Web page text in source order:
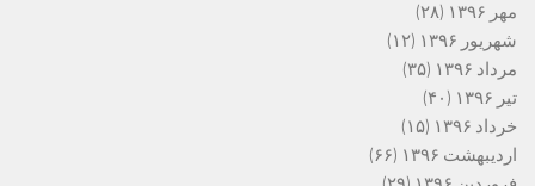
مهر ۱۳۹۶
(۲۸)
شهریور ۱۳۹۶
(۱۲)
مرداد ۱۳۹۶
(۳۵)
تیر ۱۳۹۶
(۴۰)
خرداد ۱۳۹۶
(۱۵)
اردیبهشت ۱۳۹۶
(۶۶)